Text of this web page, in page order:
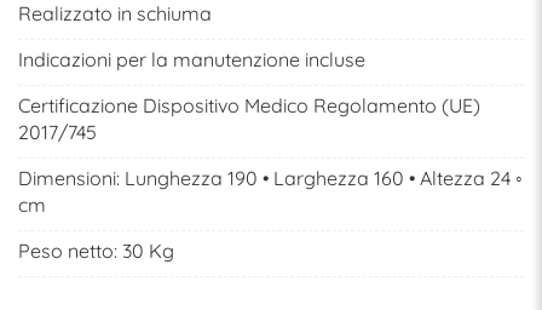
Realizzato in schiuma
Indicazioni per la manutenzione incluse
Certificazione Dispositivo Medico Regolamento (UE)
2017/745
Dimensioni: Lunghezza 190 • Larghezza 160 • Altezza 24 ◦
cm
Peso netto: 30 Kg